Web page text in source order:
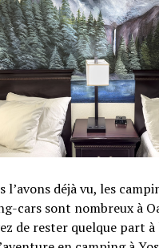
l’avons déjà vu, les
cars sont nombreux à
de rester quelque part